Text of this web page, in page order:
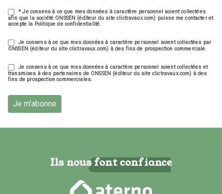
* Je consens à ce que mes données à caractère personnel soient collectées
afin que la société ONSSEN (éditeur du site clictravaux.com) puisse me contacter et
accepte la Politique de confidentialité.
Je consens à ce que mes données à caractère personnel soient collectées par
ONSSEN (éditeur du site clictravaux.com) à des fins de prospection commerciale.
Je consens à ce que mes données à caractère personnel soient collectées et
transmises à des partenaires de ONSSEN (éditeur du site clictravaux.com) à des
fins de prospection commerciales.
Je m'abonne
Ils nous font confiance